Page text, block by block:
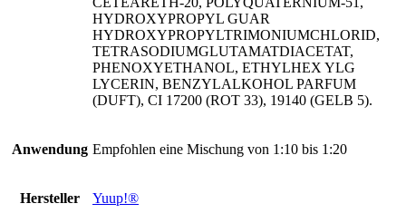
HYDROXYPROPYL GUAR
HYDROXYPROPYLTRIMONIUMCHLORID,
TETRASODIUMGLUTAMATDIACETAT,
PHENOXYETHANOL, ETHYLHEX YLG
LYCERIN, BENZYLALKOHOL PARFUM
(DUFT), CI 17200 (ROT 33), 19140 (GELB 5).
Anwendung Empfohlen eine Mischung von 1:10 bis 1:20
Hersteller Yuup!®